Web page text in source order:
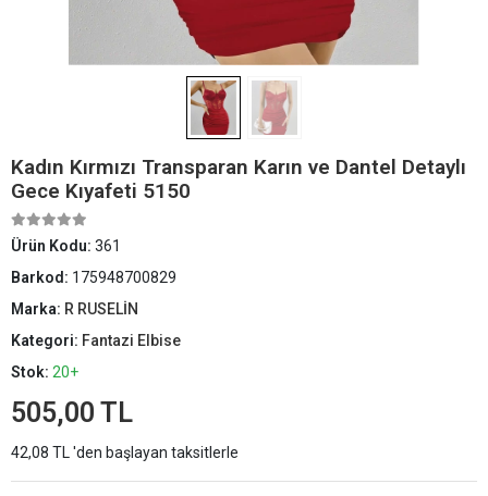
Kadın Kırmızı Transparan Karın ve Dantel Detaylı
Gece Kıyafeti 5150
Ürün Kodu: 361
Barkod: 175948700829
Marka: R RUSELİN
Kategori: Fantazi Elbise
Stok: 20+
505,00 TL
42,08 TL 'den başlayan taksitlerle